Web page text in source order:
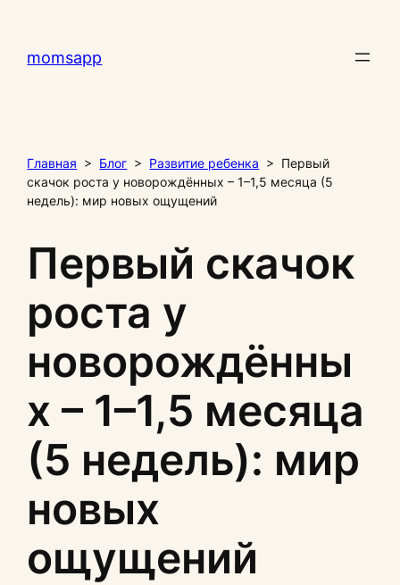
содержимому
momsapp
Главная > Блог > Развитие ребенка > Первый
скачок роста у новорождённых – 1–1,5 месяца (5
недель): мир новых ощущений
Первый скачок
роста у
новорождённы
х – 1–1,5 месяца
(5 недель): мир
новых
ощущений